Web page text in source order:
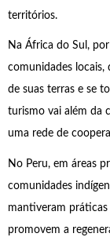
territórios.
Na África do Sul,
comunidades
de suas terras e se
turismo vai além da
uma rede de
No Peru, em áreas
comunidades
mantiveram práticas
promovem a